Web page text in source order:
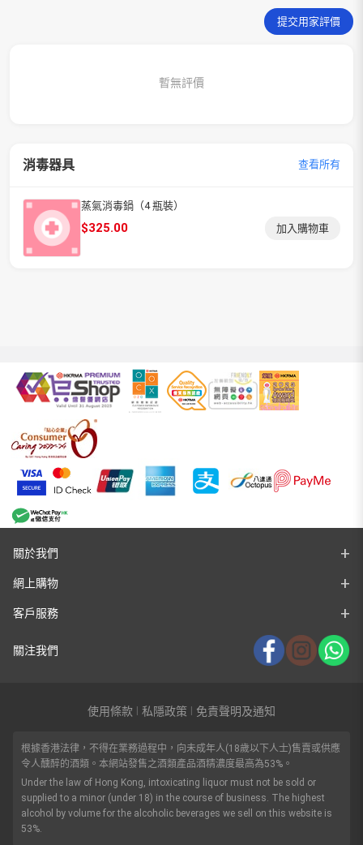
提交用家評價
暫無評價
消毒器具 查看所有
蒸氣消毒鍋（4 瓶裝）
$325.00 加入購物車
關於我們
網上購物
客戶服務
關注我們
使用條款 私隱政策 免責聲明及通知
根據香港法律，不得在業務過程中，向未成年人(18歲以下人士)售賣或供應
令人醺醉的酒類。本網站發售之酒類產品酒精濃度最高為53%。
Under the law of Hong Kong, intoxicating liquor must not be sold or
supplied to a minor (under 18) in the course of business. The highest
alcohol by volume for the alcoholic beverages we sell on this website is
53%.